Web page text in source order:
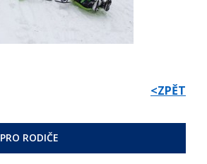
RODIČE
<ZPĚT